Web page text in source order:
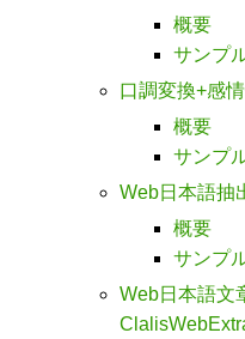
概要
サンプ
口調変換+感
概要
サンプ
Web日本語抽
概要
サンプ
Web日本語文